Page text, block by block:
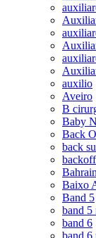
auxilio
Aveiro
B
Baby
Back
back
Bahrain
Baixo
Band 5
band 5
band 6
band 6